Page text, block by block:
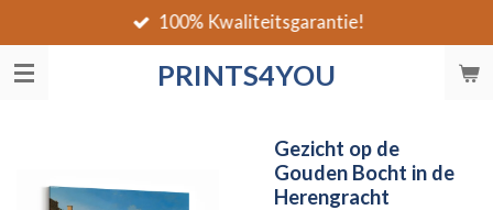
direct
naar
PRINTS4YOU
100% Kwaliteitsgarantie!
Gezicht op de
Gouden Bocht in de
Herengracht